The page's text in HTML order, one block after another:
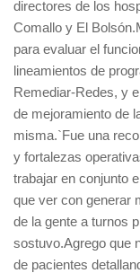
directores de los
Comallo y El
para evaluar el
lineamientos de
Remediar-Redes, y
de mejoramiento de
misma.`Fue una
y fortalezas
trabajar en conjunto
que ver con generar
de la gente a turnos
sostuvo.Agrego que
de pacientes